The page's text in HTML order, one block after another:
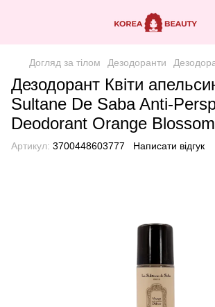
Догляд за тілом Дезодоранти
Дезодорант Квіти
Sultane De Saba Anti-
Deodorant Orange Blossom
Артикул: 3700448603777 Написати відгук